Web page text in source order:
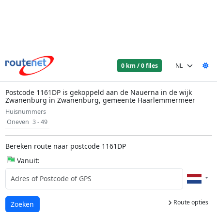
0 km / 0 files
Postcode 1161DP is gekoppeld aan de Nauerna in de wijk
Zwanenburg in Zwanenburg, gemeente Haarlemmermeer
Huisnummers
Oneven 3 - 49
Bereken route naar postcode 1161DP
Vanuit:
Route opties
Laden...
Zoeken